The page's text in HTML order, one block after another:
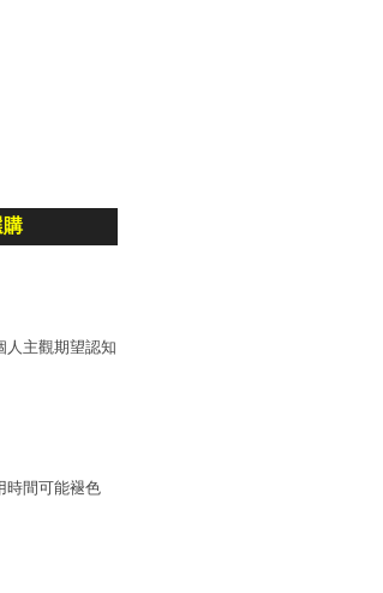
人主觀期望認知
時間可能褪色